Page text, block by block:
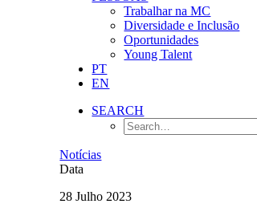
Trabalhar na MC
Diversidade e Inclusão
Oportunidades
Young Talent
PT
EN
SEARCH
Notícias
Data
28 Julho 2023